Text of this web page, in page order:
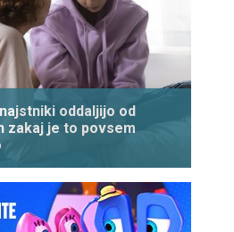
oddaljijo od
zakaj je to povsem